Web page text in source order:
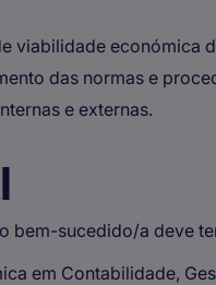
viabilidade económica
das normas e
e externas.
bem-sucedido/a deve
em Contabilidade,